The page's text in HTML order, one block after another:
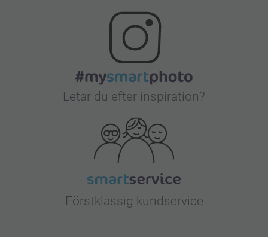
Letar du efter inspiration?
Förstklassig kundservice